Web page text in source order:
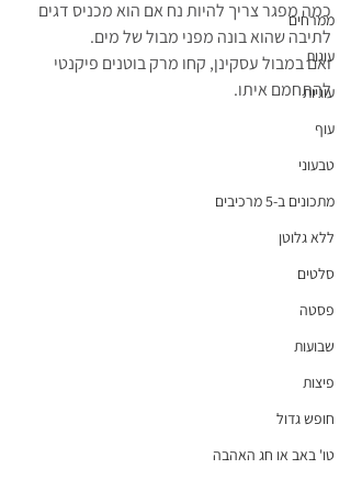
ממרחים
עוגות
עוגיות
עוף
טבעוני
מתכונים ב-5 מרכיבים
ללא גלוטן
סלטים
פסטה
שבועות
פיצות
חופש גדול
טו' באב או חג האהבה
כמה מפגר צריך להיות נח אם הוא מכניס דגים
לתיבה שהוא בונה מפני מבול של מים.
ואם במבול עסקינן, קחו מרק בוטנים פיקנטי
להתחמם איתו.